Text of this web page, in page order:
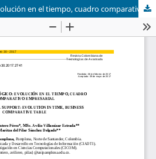
Soporte tecnológico: evolución en el tiempo, cuadro comparativo empresarial